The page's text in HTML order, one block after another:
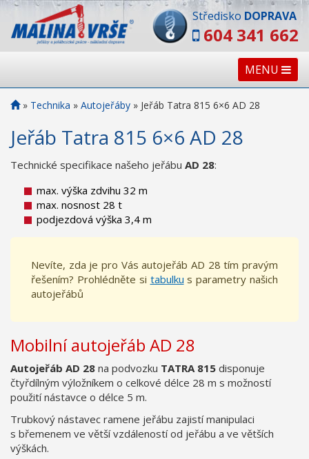
Středisko DOPRAVA
604 341 662
MENU
» Technika » Autojeřáby » Jeřáb Tatra 815 6×6 AD 28
Jeřáb Tatra 815 6×6 AD 28
Technické specifikace našeho jeřábu AD 28:
max. výška zdvihu 32 m
max. nosnost 28 t
podjezdová výška 3,4 m
Nevíte, zda je pro Vás autojeřáb AD 28 tím pravým
řešením? Prohlédněte si tabulku s parametry našich
autojeřábů
Mobilní autojeřáb AD 28
Autojeřáb AD 28 na podvozku TATRA 815 disponuje
čtyřdílným výložníkem o celkové délce 28 m s možností
použití nástavce o délce 5 m.
Trubkový nástavec ramene jeřábu zajistí manipulaci
s břemenem ve větší vzdáleností od jeřábu a ve větších
výškách.